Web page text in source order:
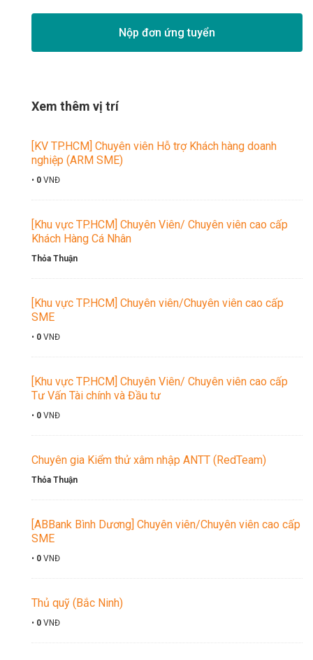
Nộp đơn ứng tuyển
Xem thêm vị trí
[KV TP.HCM] Chuyên viên Hỗ trợ Khách hàng doanh
nghiệp (ARM SME)
• 0 VNĐ
[Khu vực TP.HCM] Chuyên Viên/ Chuyên viên cao cấp
Khách Hàng Cá Nhân
Thỏa Thuận
[Khu vực TP.HCM] Chuyên viên/Chuyên viên cao cấp
SME
• 0 VNĐ
[Khu vực TP.HCM] Chuyên Viên/ Chuyên viên cao cấp
Tư Vấn Tài chính và Đầu tư
• 0 VNĐ
Chuyên gia Kiểm thử xâm nhập ANTT (RedTeam)
Thỏa Thuận
[ABBank Bình Dương] Chuyên viên/Chuyên viên cao cấp
SME
• 0 VNĐ
Thủ quỹ (Bắc Ninh)
• 0 VNĐ